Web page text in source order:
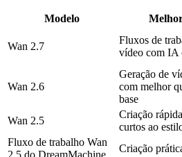
Modelo
Wan 2.7
Fluxos de
vídeo com IA
Wan 2.6
Geração de
com melhor
base
Wan 2.5
Criação
curtos ao
Fluxo de trabalho Wan
Criação